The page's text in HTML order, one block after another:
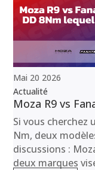
Mai 20 2026
Actualité
Moza R9 vs
Si vous cherchez
Nm, deux
discussions :
deux marques